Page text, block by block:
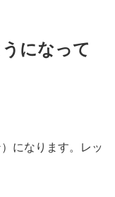
になって
になります。レッ